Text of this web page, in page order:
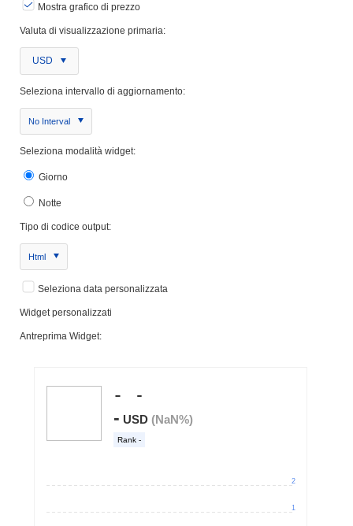
Mostra grafico di prezzo
Valuta di visualizzazione primaria:
USD
Seleziona intervallo di aggiornamento:
No Interval
Seleziona modalità widget:
Giorno
Notte
Tipo di codice output:
Html
Seleziona data personalizzata
Widget personalizzati
Antreprima Widget: